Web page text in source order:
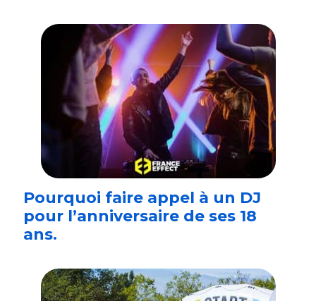
Pourquoi faire appel à un DJ
pour l’anniversaire de ses 18
ans.